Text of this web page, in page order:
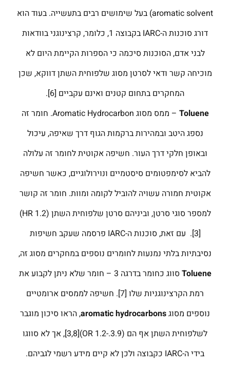
aromatic solvent) בעל שימושים רבים בתעשייה. בעוד הוא
דורג סוכנות ה-IARC בקבוצה 1, כלומר, קרצינוגני בוודאות
לבני אדם, הסוכנות סיכמה כי הספרות הקיימת היום לא
מוכיחה קשר ודאי לסרטן מסוג שלפוחית השתן דווקא, שכן
המחקרים בתחום קטנים ואינם עקביים [6].
Toluene
– ממס מסוג Aromatic Hydrocarbon. חומר זה
נספג היטב ובמהירות ברקמות הגוף דרך שאיפה, עיכול
ובאופן חלקי דרך העור. חשיפה אקוטית לחומר זה עלולה
להביא לסימפטומים סיסטמיים ונוירולוגיים, כאשר חשיפה
אקוטית חמורה עשויה להוביל לקומה ומוות. חומר זה קושר
למספר סוגי סרטן, וביניהם סרטן שלפוחית השתן (HR 1.2)
[3]. עם זאת, סוכנות ה-IARC פרסמה שעקב חשיפות
נסיבתיות בלתי נמנעות לחומרים נוספים במחקרים מסוג זה,
Toluene
סווג כחומר בדרגה 3 – חומר שלא ניתן לקבוע את
רמת הקרצינוגניות שלו [7]. חשיפה לממסים ארומטיים
נוספים מסוגaromatic hydrocarbons, הראו סיכון מוגבר
לשלפוחית השתן אף הם (OR 1.2-.3.9)[3,8], אך לא סווגו
בידי ה-IARC כקבוצה ולכן לא קיים מידע רשמי לגביהם.